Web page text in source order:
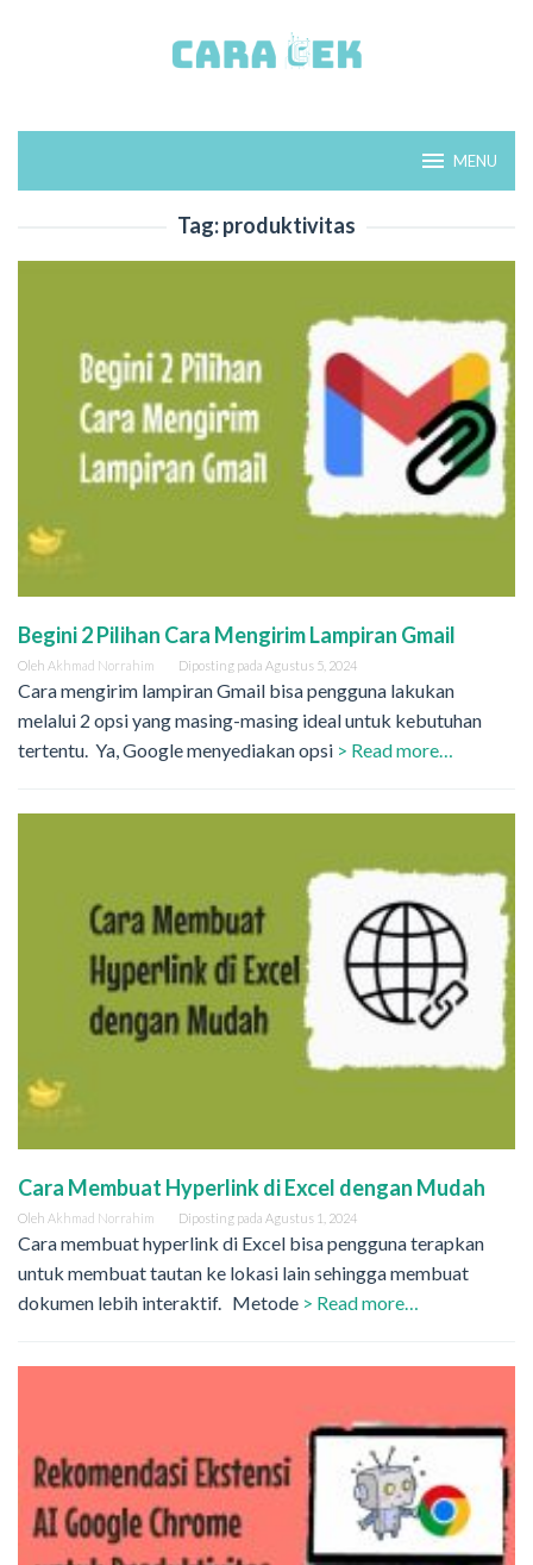
MENU
Tag:produktivitas
Begini 2 Pilihan Cara Mengirim Lampiran Gmail
Oleh Akhmad Norrahim Diposting pada Agustus 5, 2024
Cara mengirim lampiran Gmail bisa pengguna lakukan
melalui 2 opsi yang masing-masing ideal untuk kebutuhan
tertentu. Ya, Google menyediakan opsi > Read more…
Cara Membuat Hyperlink di Excel dengan Mudah
Oleh Akhmad Norrahim Diposting pada Agustus 1, 2024
Cara membuat hyperlink di Excel bisa pengguna terapkan
untuk membuat tautan ke lokasi lain sehingga membuat
dokumen lebih interaktif. Metode > Read more…